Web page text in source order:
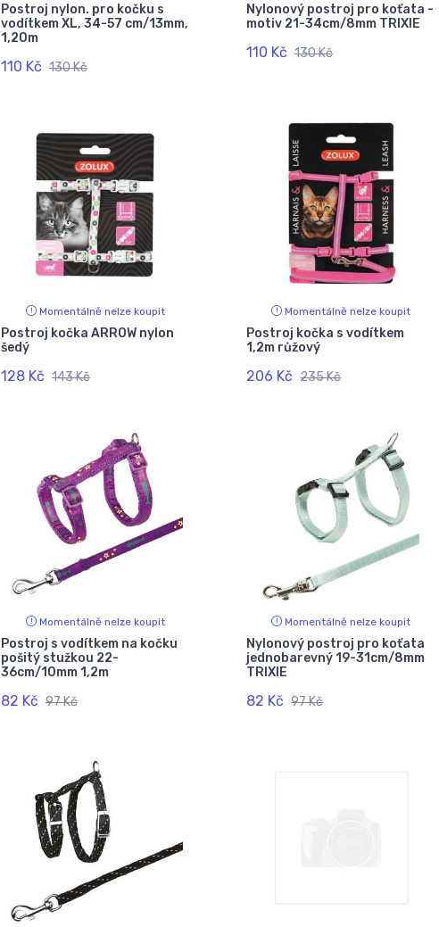
Postroj nylon. pro kočku s
vodítkem XL, 34-57 cm/13mm,
1,20m
110 Kč 130 Kč
Nylonový postroj pro koťata -
motiv 21-34cm/8mm TRIXIE
110 Kč 130 Kč
Momentálně nelze koupit
Postroj kočka ARROW nylon
šedý
128 Kč 143 Kč
Momentálně nelze koupit
Postroj kočka s vodítkem
1,2m růžový
206 Kč 235 Kč
Momentálně nelze koupit
Postroj s vodítkem na kočku
pošitý stužkou 22-
36cm/10mm 1,2m
82 Kč 97 Kč
Momentálně nelze koupit
Nylonový postroj pro koťata
jednobarevný 19-31cm/8mm
TRIXIE
82 Kč 97 Kč